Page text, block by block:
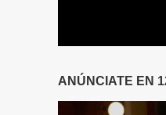
ANÚNCIATE EN